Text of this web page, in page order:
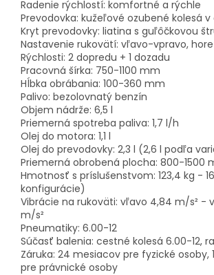
Radenie rýchlostí: komfortné a rýchle
Prevodovka: kužeľové ozubené kolesá v
Kryt prevodovky: liatina s guľôčkovou
Nastavenie rukovätí: vľavo-vpravo,
Rýchlosti: 2 dopredu + 1 dozadu
Pracovná šírka: 750-1100 mm
Hĺbka obrábania: 100-360 mm
Palivo: bezolovnatý benzín
Objem nádrže: 6,5 l
Priemerná spotreba paliva: 1,7 l/h
Olej do motora: 1,1 l
Olej do prevodovky: 2,3 l (2,6 l podľa
Priemerná obrobená plocha: 800-1500
Hmotnosť s príslušenstvom: 123,4 kg -
konfigurácie)
Vibrácie na rukoväti: vľavo 4,84 m/s² -
m/s²
Pneumatiky: 6.00-12
Súčasť balenia: cestné kolesá 6.00-12,
Záruka: 24 mesiacov pre fyzické osoby,
pre právnické osoby